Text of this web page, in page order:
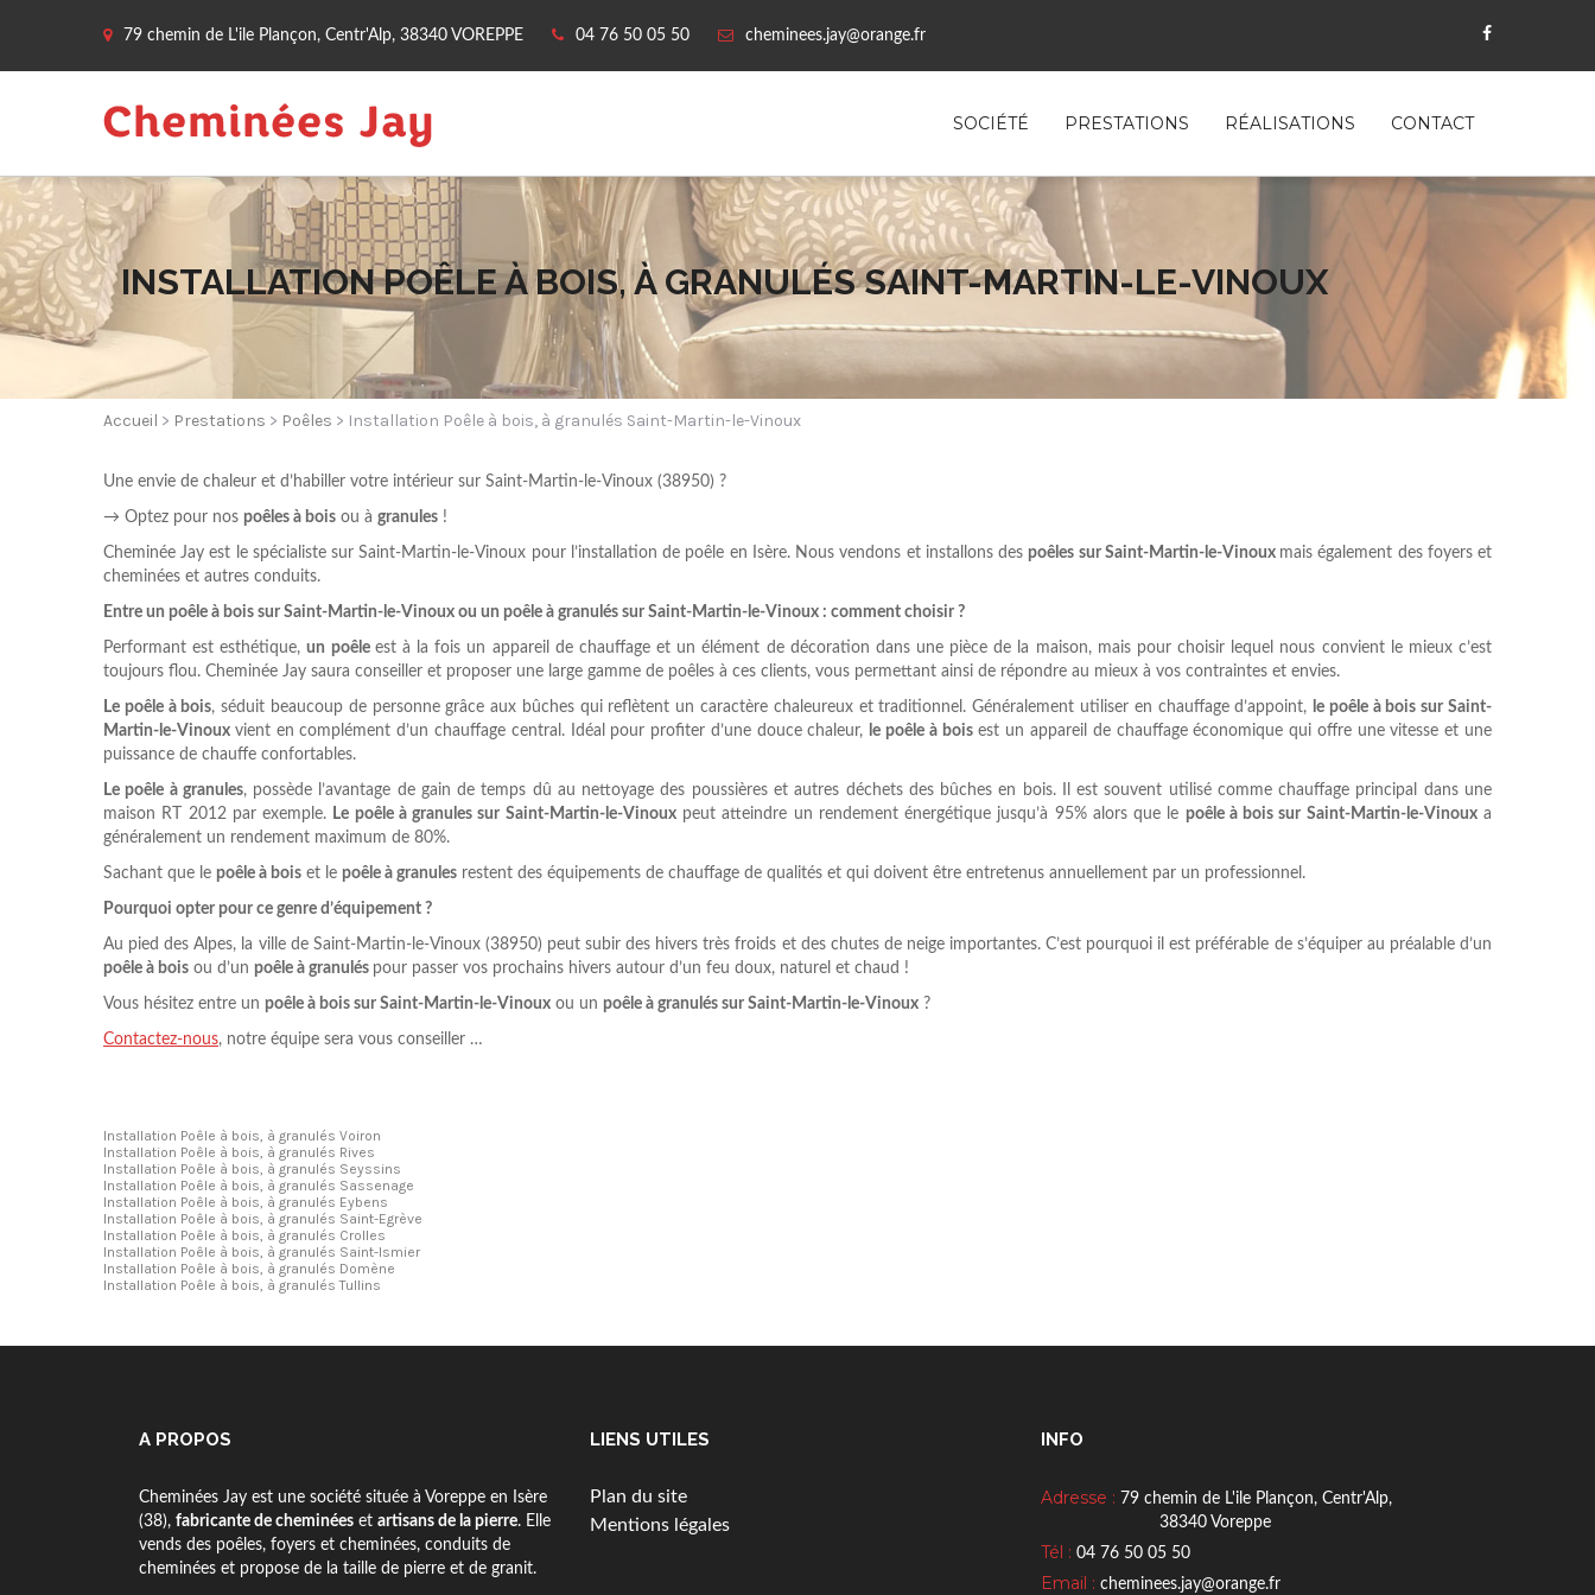
79 chemin de L'ile Plançon, Centr'Alp, 38340 VOREPPE 04 76 50 05 50 cheminees.jay@orange.fr
SOCIÉTÉ PRESTATIONS RÉALISATIONS CONTACT
INSTALLATION POÊLE À BOIS, À GRANULÉS SAINT-MARTIN-LE-VINOUX
Accueil > Prestations > Poêles > Installation Poêle à bois, à granulés Saint-Martin-le-Vinoux
Une envie de chaleur et d’habiller votre intérieur sur Saint-Martin-le-Vinoux (38950) ?
→ Optez pour nos poêles à bois ou à granules !
Cheminée Jay est le spécialiste sur Saint-Martin-le-Vinoux pour l’installation de poêle en Isère. Nous vendons et installons des poêles sur Saint-Martin-le-Vinoux mais également des foyers et
cheminées et autres conduits.
Entre un poêle à bois sur Saint-Martin-le-Vinoux ou un poêle à granulés sur Saint-Martin-le-Vinoux : comment choisir ?
Performant est esthétique,un poêle est à la fois un appareil de chauffage et un élément de décoration dans une pièce de la maison, mais pour choisir lequel nous convient le mieux c’est
toujours flou. Cheminée Jay saura conseiller et proposer une large gamme de poêles à ces clients, vous permettant ainsi de répondre au mieux à vos contraintes et envies.
Le poêle à bois, séduit beaucoup de personne grâce aux bûches qui reflètent un caractère chaleureux et traditionnel. Généralement utiliser en chauffage d’appoint, le poêle à bois sur Saint-
Martin-le-Vinoux vient en complément d’un chauffage central. Idéal pour profiter d’une douce chaleur, le poêle à boisest un appareil de chauffage économique qui offre une vitesse et une
puissance de chauffe confortables.
Le poêle à granules, possède l’avantage de gain de temps dû au nettoyage des poussières et autres déchets des bûches en bois. Il est souvent utilisé comme chauffage principal dans une
maison RT 2012 par exemple. Le poêle à granules sur Saint-Martin-le-Vinouxpeut atteindre un rendement énergétique jusqu’à 95% alors que le poêle à bois sur Saint-Martin-le-Vinouxa
généralement un rendement maximum de 80%.
Sachant que le poêle à bois et le poêle à granules restent des équipements de chauffage de qualités et qui doivent être entretenus annuellement par un professionnel.
Pourquoi opter pour ce genre d’équipement ?
Au pied des Alpes, la ville de Saint-Martin-le-Vinoux (38950) peut subir des hivers très froids et des chutes de neige importantes. C’est pourquoi il est préférable de s’équiper au préalable d’un
poêle à bois ou d’un poêle à granulés pour passer vos prochains hivers autour d’un feu doux, naturel et chaud !
Vous hésitez entre un poêle à bois sur Saint-Martin-le-Vinoux ou un poêle à granulés sur Saint-Martin-le-Vinoux ?
Contactez-nous, notre équipe sera vous conseiller …
Installation Poêle à bois, à granulés Voiron
Installation Poêle à bois, à granulés Rives
Installation Poêle à bois, à granulés Seyssins
Installation Poêle à bois, à granulés Sassenage
Installation Poêle à bois, à granulés Eybens
Installation Poêle à bois, à granulés Saint-Egrève
Installation Poêle à bois, à granulés Crolles
Installation Poêle à bois, à granulés Saint-Ismier
Installation Poêle à bois, à granulés Domène
Installation Poêle à bois, à granulés Tullins
A PROPOS
Cheminées Jay est une société située à Voreppe en Isère
(38), fabricante de cheminées et artisans de la pierre. Elle
vends des poêles, foyers et cheminées, conduits de
cheminées et propose de la taille de pierre et de granit.
LIENS UTILES
Plan du site
Mentions légales
INFO
Adresse : 79 chemin de L'ile Plançon, Centr'Alp,
38340 Voreppe
Tél : 04 76 50 05 50
Email : cheminees.jay@orange.fr